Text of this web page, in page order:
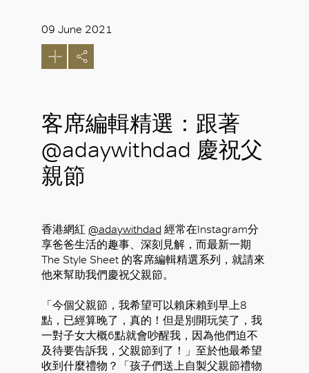
09 June 2021
客席編輯精選：跟著
@adaywithdad 慶祝父
親節
香港網紅 @adaywithdad 經常在Instagram分
享爸爸生活的趣事、深刻見解，而最新一期
The Style Sheet 的客席編輯精選系列，就請來
他來幫助我們慶祝父親節。
「今個父親節，我希望可以賴床賴到早上8
點，已經算晚了，真的！但是別開玩笑了，我
一對子女大概6點就會吵醒我，因為他們迫不
及待要告訴我，父親節到了！」至於他最希望
收到什麼禮物？「孩子們送上自製父親節禮物